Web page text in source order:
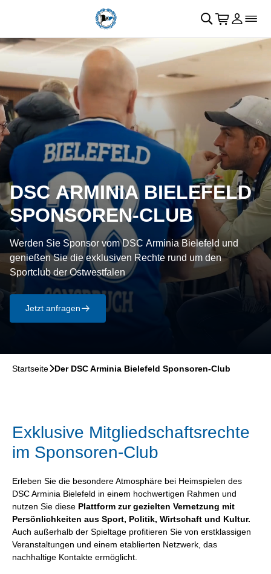
􀄫
􀊫 􀍩 Login
􀉩􀌇
DSC ARMINIA BIELEFELD
SPONSOREN-CLUB
Werden Sie Sponsor vom DSC Arminia Bielefeld und
genießen Sie die exklusiven Rechte rund um den
Sportclub der Ostwestfalen
Jetzt anfragen􀄫
Startseite􀆊Der DSC Arminia Bielefeld Sponsoren-Club
Exklusive Mitgliedschaftsrechte
im Sponsoren-Club
Erleben Sie die besondere Atmosphäre bei Heimspielen des
DSC Arminia Bielefeld in einem hochwertigen Rahmen und
nutzen Sie diese Plattform zur gezielten Vernetzung mit
Persönlichkeiten aus Sport, Politik, Wirtschaft und Kultur.
Auch außerhalb der Spieltage profitieren Sie von erstklassigen
Veranstaltungen und einem etablierten Netzwerk, das
nachhaltige Kontakte ermöglicht.